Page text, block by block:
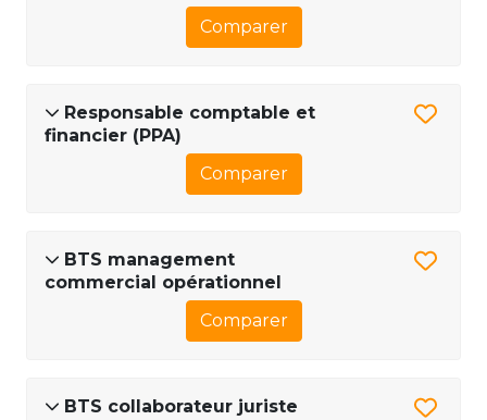
Comparer
Responsable comptable et
financier (PPA)
Comparer
BTS management
commercial opérationnel
Comparer
BTS collaborateur juriste